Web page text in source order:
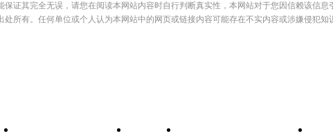
证其完全无误，请您在阅读本网站内容时自行判断真实性，本网站对于您因信赖该信
所有。任何单位或个人认为本网站中的网页或链接内容可能存在不实内容或涉嫌侵犯